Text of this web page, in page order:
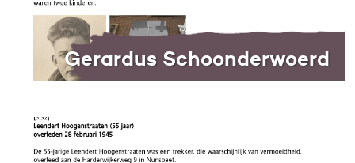
Gerardus Schoonderwoerd